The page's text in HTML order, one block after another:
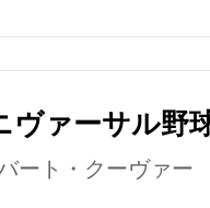
ヴァーサル野
ート・クーヴァー